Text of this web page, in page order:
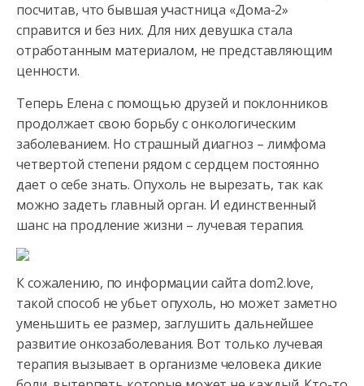
посчитав, что бывшая участница «Дома-2»
справится и без них. Для них девушка стала
отработанным материалом, не представляющим
ценности.
Теперь Елена с помощью друзей и поклонников
продолжает свою борьбу с онкологическим
заболеванием. Но страшный диагноз – лимфома
четвертой степени рядом с сердцем постоянно
дает о себе знать. Опухоль не вырезать, так как
можно задеть главный орган. И единственный
шанс на продление жизни – лучевая терапия.
К сожалению, по информации сайта dom2.love,
такой способ не убьет опухоль, но может заметно
уменьшить ее размер, заглушить дальнейшее
развитие онкозаболевания. Вот только лучевая
терапия вызывает в организме человека дикие